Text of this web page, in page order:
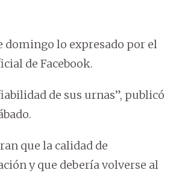
domingo lo expresado por el
de Facebook.
de sus urnas”, publicó
que la calidad de
y que debería volverse al